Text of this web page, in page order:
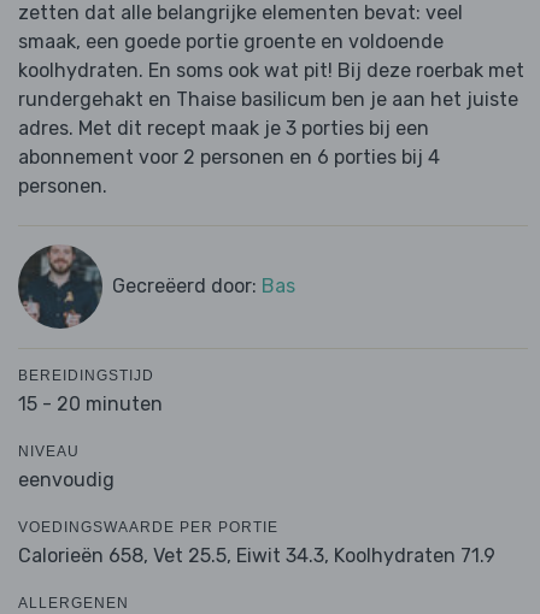
zetten dat alle belangrijke elementen bevat: veel
smaak, een goede portie groente en voldoende
koolhydraten. En soms ook wat pit! Bij deze roerbak met
rundergehakt en Thaise basilicum ben je aan het juiste
adres. Met dit recept maak je 3 porties bij een
abonnement voor 2 personen en 6 porties bij 4
personen.
Gecreëerd door: Bas
BEREIDINGSTIJD
15 - 20 minuten
NIVEAU
eenvoudig
VOEDINGSWAARDE PER PORTIE
Calorieën 658, Vet 25.5, Eiwit 34.3, Koolhydraten 71.9
ALLERGENEN